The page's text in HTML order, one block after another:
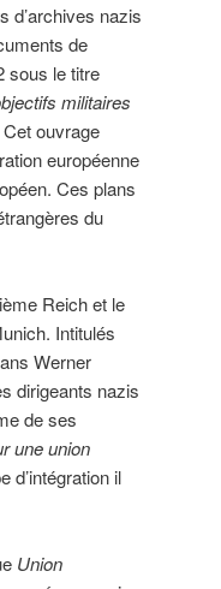
d’archives nazis
de
sous le titre
militaires
ouvrage
européenne
Ces plans
du
Reich et le
Intitulés
Werner
dirigeants nazis
de ses
une union
d’intégration il
Union